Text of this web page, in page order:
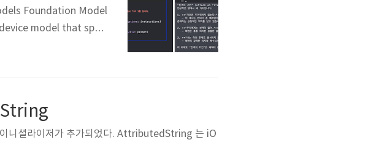
Foundation Model
model that speci
니셜라이저가 추가되었다. AttributedString 는 iO